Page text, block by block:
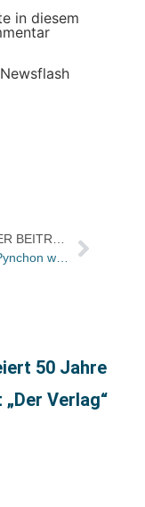
in diesem
50 Jahre
Verlag“